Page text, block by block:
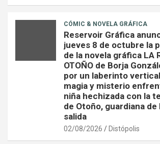
CÓMIC & NOVELA GRÁFICA
Reservoir Gráfica
jueves 8 de octubre la
de la novela gráfica LA
OTOÑO de Borja
por un laberinto
magia y misterio
niña hechizada con la
de Otoño, guardiana de
salida
02/08/2026 Distópolis